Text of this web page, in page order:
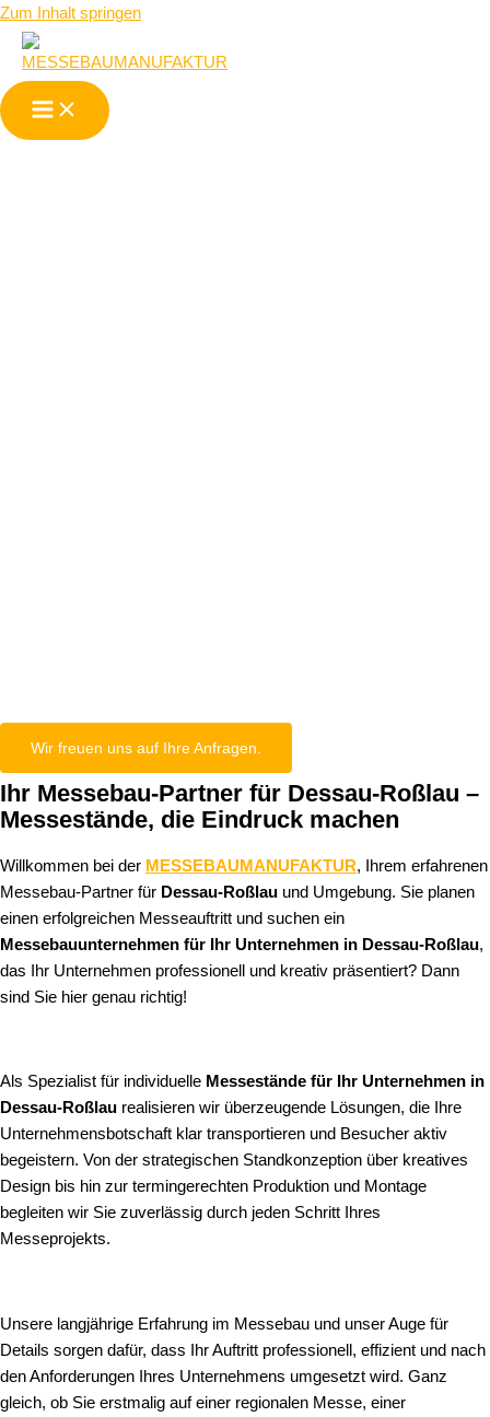
Zum Inhalt springen
Wir freuen uns auf Ihre Anfragen.
Ihr Messebau-Partner für Dessau-Roßlau –
Messestände, die Eindruck machen
Willkommen bei der MESSEBAUMANUFAKTUR, Ihrem erfahrenen
Messebau-Partner für Dessau-Roßlau und Umgebung. Sie planen
einen erfolgreichen Messeauftritt und suchen ein
Messebauunternehmen für Ihr Unternehmen in Dessau-Roßlau,
das Ihr Unternehmen professionell und kreativ präsentiert? Dann
sind Sie hier genau richtig!
Als Spezialist für individuelle Messestände für Ihr Unternehmen in
Dessau-Roßlau realisieren wir überzeugende Lösungen, die Ihre
Unternehmensbotschaft klar transportieren und Besucher aktiv
begeistern. Von der strategischen Standkonzeption über kreatives
Design bis hin zur termingerechten Produktion und Montage
begleiten wir Sie zuverlässig durch jeden Schritt Ihres
Messeprojekts.
Unsere langjährige Erfahrung im Messebau und unser Auge für
Details sorgen dafür, dass Ihr Auftritt professionell, effizient und nach
den Anforderungen Ihres Unternehmens umgesetzt wird. Ganz
gleich, ob Sie erstmalig auf einer regionalen Messe, einer